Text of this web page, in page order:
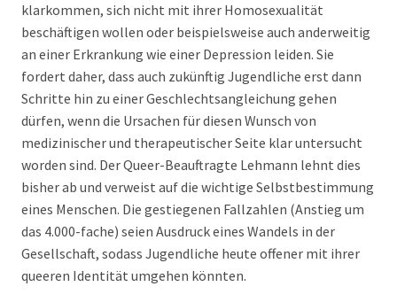
klarkommen, sich nicht mit ihrer Homosexualität
beschäftigen wollen oder beispielsweise auch anderweitig
an einer Erkrankung wie einer Depression leiden. Sie
fordert daher, dass auch zukünftig Jugendliche erst dann
Schritte hin zu einer Geschlechtsangleichung gehen
dürfen, wenn die Ursachen für diesen Wunsch von
medizinischer und therapeutischer Seite klar untersucht
worden sind. Der Queer-Beauftragte Lehmann lehnt dies
bisher ab und verweist auf die wichtige Selbstbestimmung
eines Menschen. Die gestiegenen Fallzahlen (Anstieg um
das 4.000-fache) seien Ausdruck eines Wandels in der
Gesellschaft, sodass Jugendliche heute offener mit ihrer
queeren Identität umgehen könnten.